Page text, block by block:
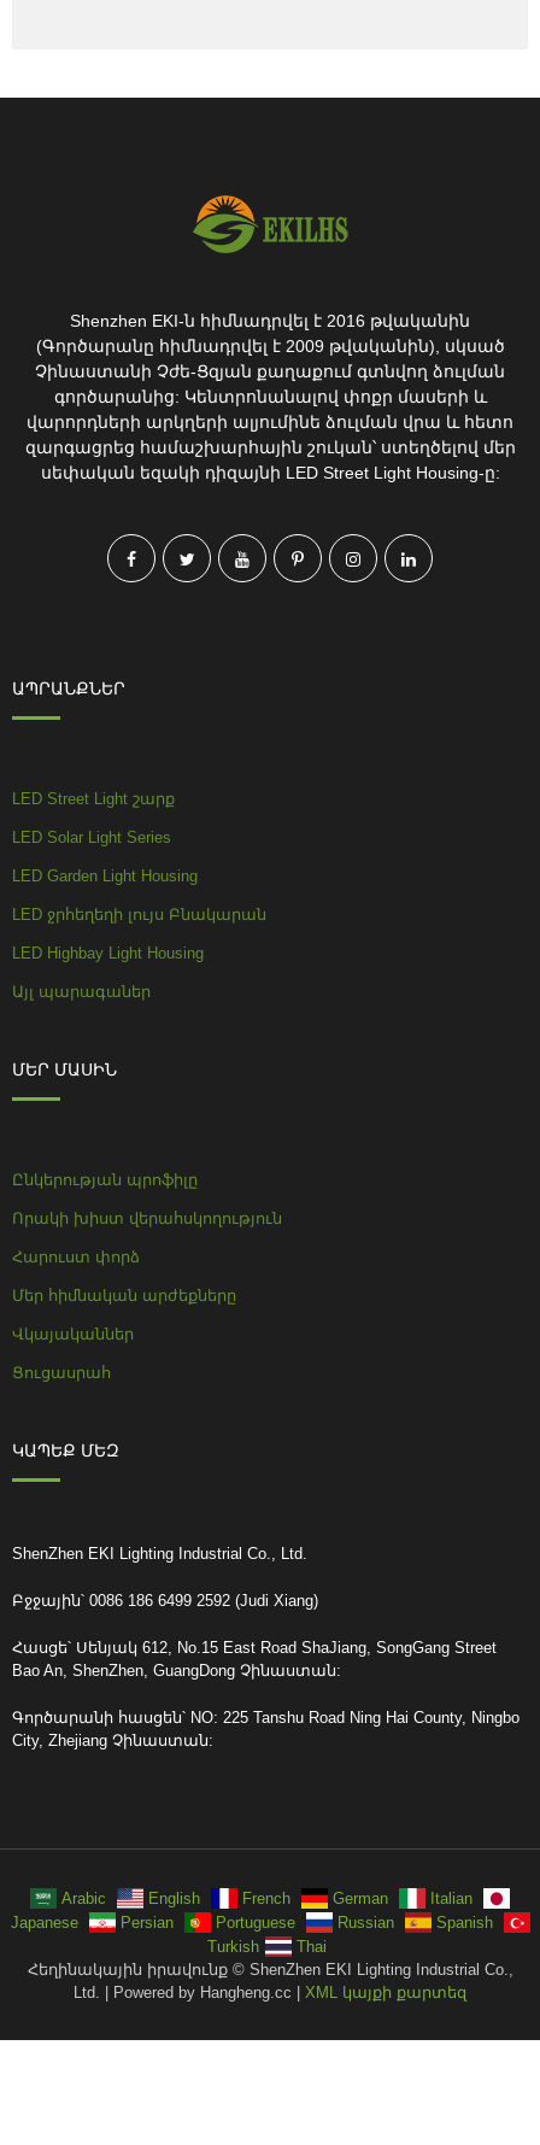
Shenzhen EKI-ն հիմնադրվել է 2016 թվականին
(Գործարանը հիմնադրվել է 2009 թվականին), սկսած
Չինաստանի Չժե-Ցզյան քաղաքում գտնվող ձուլման
գործարանից: Կենտրոնանալով փոքր մասերի և
վարորդների արկղերի ալյումինե ձուլման վրա և հետո
զարգացրեց համաշխարհային շուկան՝ ստեղծելով մեր
սեփական եզակի դիզայնի LED Street Light Housing-ը:
ԱՊՐԱՆՔՆԵՐ
LED Street Light շարք
LED Solar Light Series
LED Garden Light Housing
LED ջրհեղեղի լույս Բնակարան
LED Highbay Light Housing
Այլ պարագաներ
ՄԵՐ ՄԱՍԻՆ
Ընկերության պրոֆիլը
Որակի խիստ վերահսկողություն
Հարուստ փորձ
Մեր հիմնական արժեքները
Վկայականներ
Ցուցասրահ
ԿԱՊԵՔ ՄԵԶ
ShenZhen EKI Lighting Industrial Co., Ltd.
Բջջային՝ 0086 186 6499 2592 (Judi Xiang)
Հասցե՝ Սենյակ 612, No.15 East Road ShaJiang, SongGang Street
Bao An, ShenZhen, GuangDong Չինաստան:
Գործարանի հասցեն՝ NO: 225 Tanshu Road Ning Hai County, Ningbo
City, Zhejiang Չինաստան:
Arabic English French German
Italian
Japanese
Persian Portuguese Russian
Spanish
Turkish
Thai
Հեղինակային իրավունք © ShenZhen EKI Lighting Industrial Co.,
Ltd. | Powered by Hangheng.cc | XML կայքի քարտեզ